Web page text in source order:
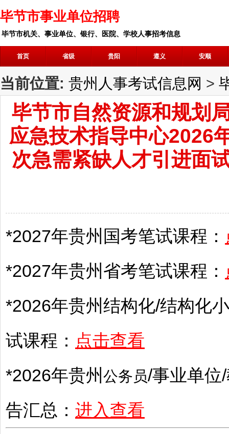
毕节市事业单位招聘
毕节市机关、事业单位、银行、医院、学校人事招考信息
首页 省级 贵阳 遵义 安顺
当前位置: 贵州人事考试信息网 >
毕节市自然资源和规划
应急技术指导中心2026
次急需紧缺人才引进面
*2027年贵州 国考笔试课程：
*2027年贵州 省考笔试课程：
*2026年贵州结构化/结构化
试课程： 点击查看
*2026年贵州 公务员/事业单位/
告汇总： 进入查看